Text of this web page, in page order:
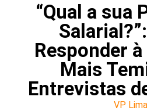
“Qual a sua
Responder
Mais
Entrevistas
VP Lima